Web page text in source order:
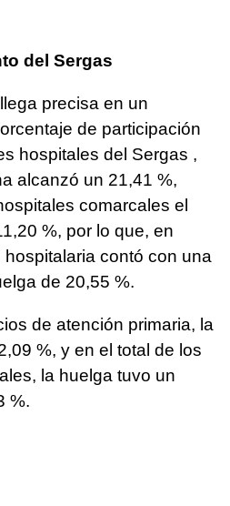
del Sergas
precisa en un
de participación
hospitales del Sergas ,
alcanzó un 21,41 %,
comarcales el
%, por lo que, en
contó con una
de 20,55 %.
de atención primaria, la
%, y en el total de los
la huelga tuvo un
%.